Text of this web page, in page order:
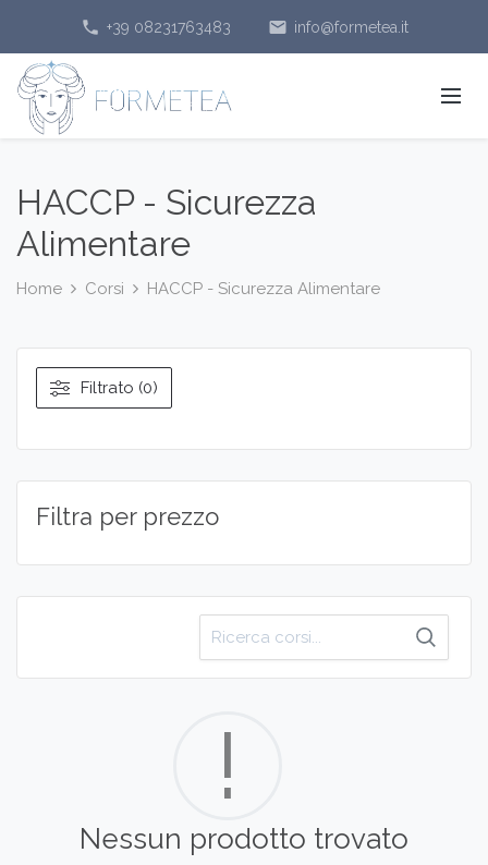
phone +39 08231763483 email info@formetea.it
HACCP - Sicurezza
Alimentare
Home Corsi HACCP - Sicurezza Alimentare
Cerca
per:
!
Nessun prodotto trovato
Filtrato (0)
Filtra per prezzo